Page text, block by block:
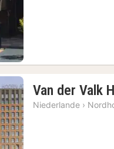
Van der Valk
Niederlande ›